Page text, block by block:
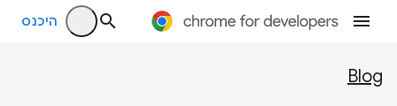
היכנס
Blog